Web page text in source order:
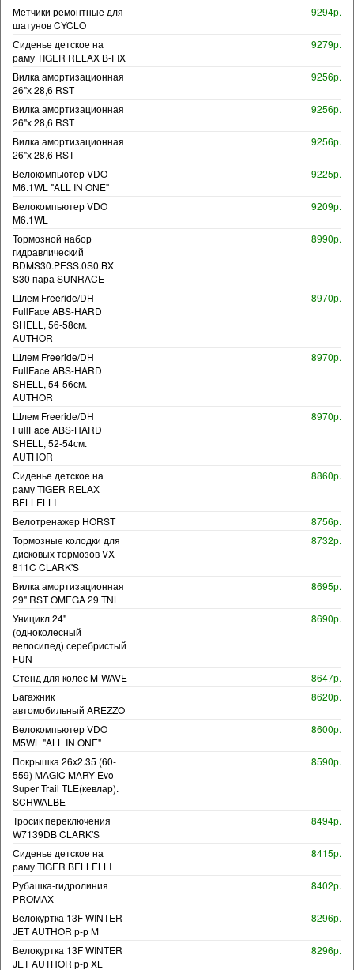
Метчики ремонтные для
шатунов CYCLO
9294р.
Сиденье детское на
раму TIGER RELAX B-FIX
9279р.
Вилка амортизационная
26"х 28,6 RST
9256р.
Вилка амортизационная
26"х 28,6 RST
9256р.
Вилка амортизационная
26"х 28,6 RST
9256р.
Велокомпьютер VDO
M6.1WL "ALL IN ONE"
9225р.
Велокомпьютер VDO
M6.1WL
9209р.
Тормозной набор
гидравлический
BDMS30.PESS.0S0.BX
S30 пара SUNRACE
8990р.
Шлем Freeride/DH
FullFace ABS-HARD
SHELL, 56-58см.
AUTHOR
8970р.
Шлем Freeride/DH
FullFace ABS-HARD
SHELL, 54-56см.
AUTHOR
8970р.
Шлем Freeride/DH
FullFace ABS-HARD
SHELL, 52-54см.
AUTHOR
8970р.
Сиденье детское на
раму TIGER RELAX
BELLELLI
8860р.
Велотренажер HORST
8756р.
Тормозные колодки для
дисковых тормозов VX-
811C CLARK'S
8732р.
Вилка амортизационная
29" RST OMEGA 29 TNL
8695р.
Уницикл 24"
(одноколесный
велосипед) серебристый
FUN
8690р.
Стенд для колес M-WAVE
8647р.
Багажник
автомобильный AREZZO
8620р.
Велокомпьютер VDO
M5WL "ALL IN ONE"
8600р.
Покрышка 26x2.35 (60-
559) MAGIC MARY Evo
Super Trail TLE(кевлар).
SCHWALBE
8590р.
Тросик переключения
W7139DB CLARK'S
8494р.
Сиденье детское на
раму TIGER BELLELLI
8415р.
Рубашка-гидролиния
PROMAX
8402р.
Велокуртка 13F WINTER
JET AUTHOR р-р M
8296р.
Велокуртка 13F WINTER
JET AUTHOR р-р XL
8296р.